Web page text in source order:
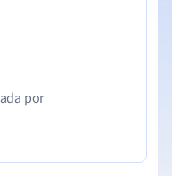
por